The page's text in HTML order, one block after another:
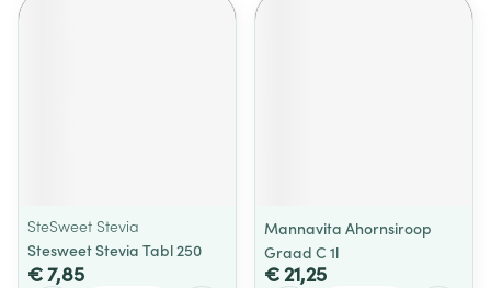
SteSweet Stevia
Stesweet Stevia Tabl 250
€ 7,85
Mannavita Ahornsiroop
Graad C 1l
€ 21,25